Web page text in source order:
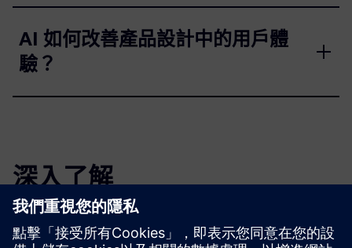
AI 如何改善產品設計中的用戶體
驗？
深入了解